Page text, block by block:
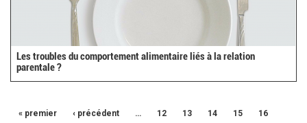
Les troubles du comportement alimentaire liés à la relation
parentale ?
« premier ‹ précédent … 12 13 14 15 16